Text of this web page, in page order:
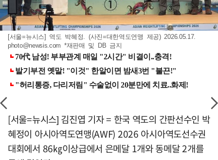
[서울=뉴시스] 역도 박혜정. (사진=대한역도연맹 제공) 2026.05.17.
photo@newsis.com *재판매 및 DB 금지
[서울=뉴시스] 김진엽 기자 = 한국 역도의 간판선수인 박
혜정이 아시아역도연맹(AWF) 2026 아시아역도선수권
대회에서 86㎏이상급에서 은메달 1개와 동메달 2개를